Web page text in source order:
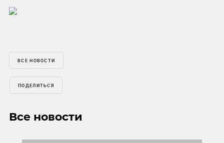
ВСЕ НОВОСТИ
ПОДЕЛИТЬСЯ
Все новости